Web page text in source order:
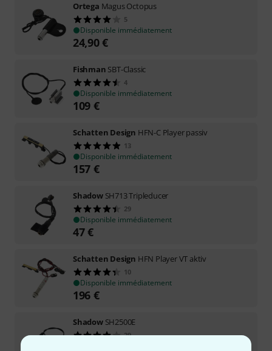
Ortega Magus Octopus
5
Disponible immédiatement
24,90€
Fishman SBT-Classic
4
Disponible immédiatement
109 €
Schatten Design HFN-C Player passiv
13
Disponible immédiatement
157 €
Shadow SH713 Tripleducer
29
Disponible immédiatement
47€
Schatten Design HFN Player VT aktiv
10
Disponible immédiatement
196 €
Shadow SH2500E
29